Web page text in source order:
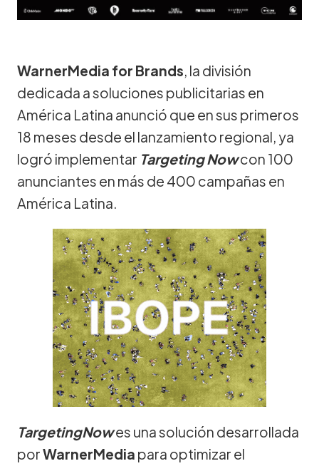
WarnerMedia for Brands, la división
dedicada a soluciones publicitarias en
América Latina anunció que en sus primeros
18 meses desde el lanzamiento regional, ya
logró implementar Targeting Nowcon 100
anunciantes en más de 400 campañas en
América Latina.
TargetingNowes una solución desarrollada
porWarnerMedia para optimizar el